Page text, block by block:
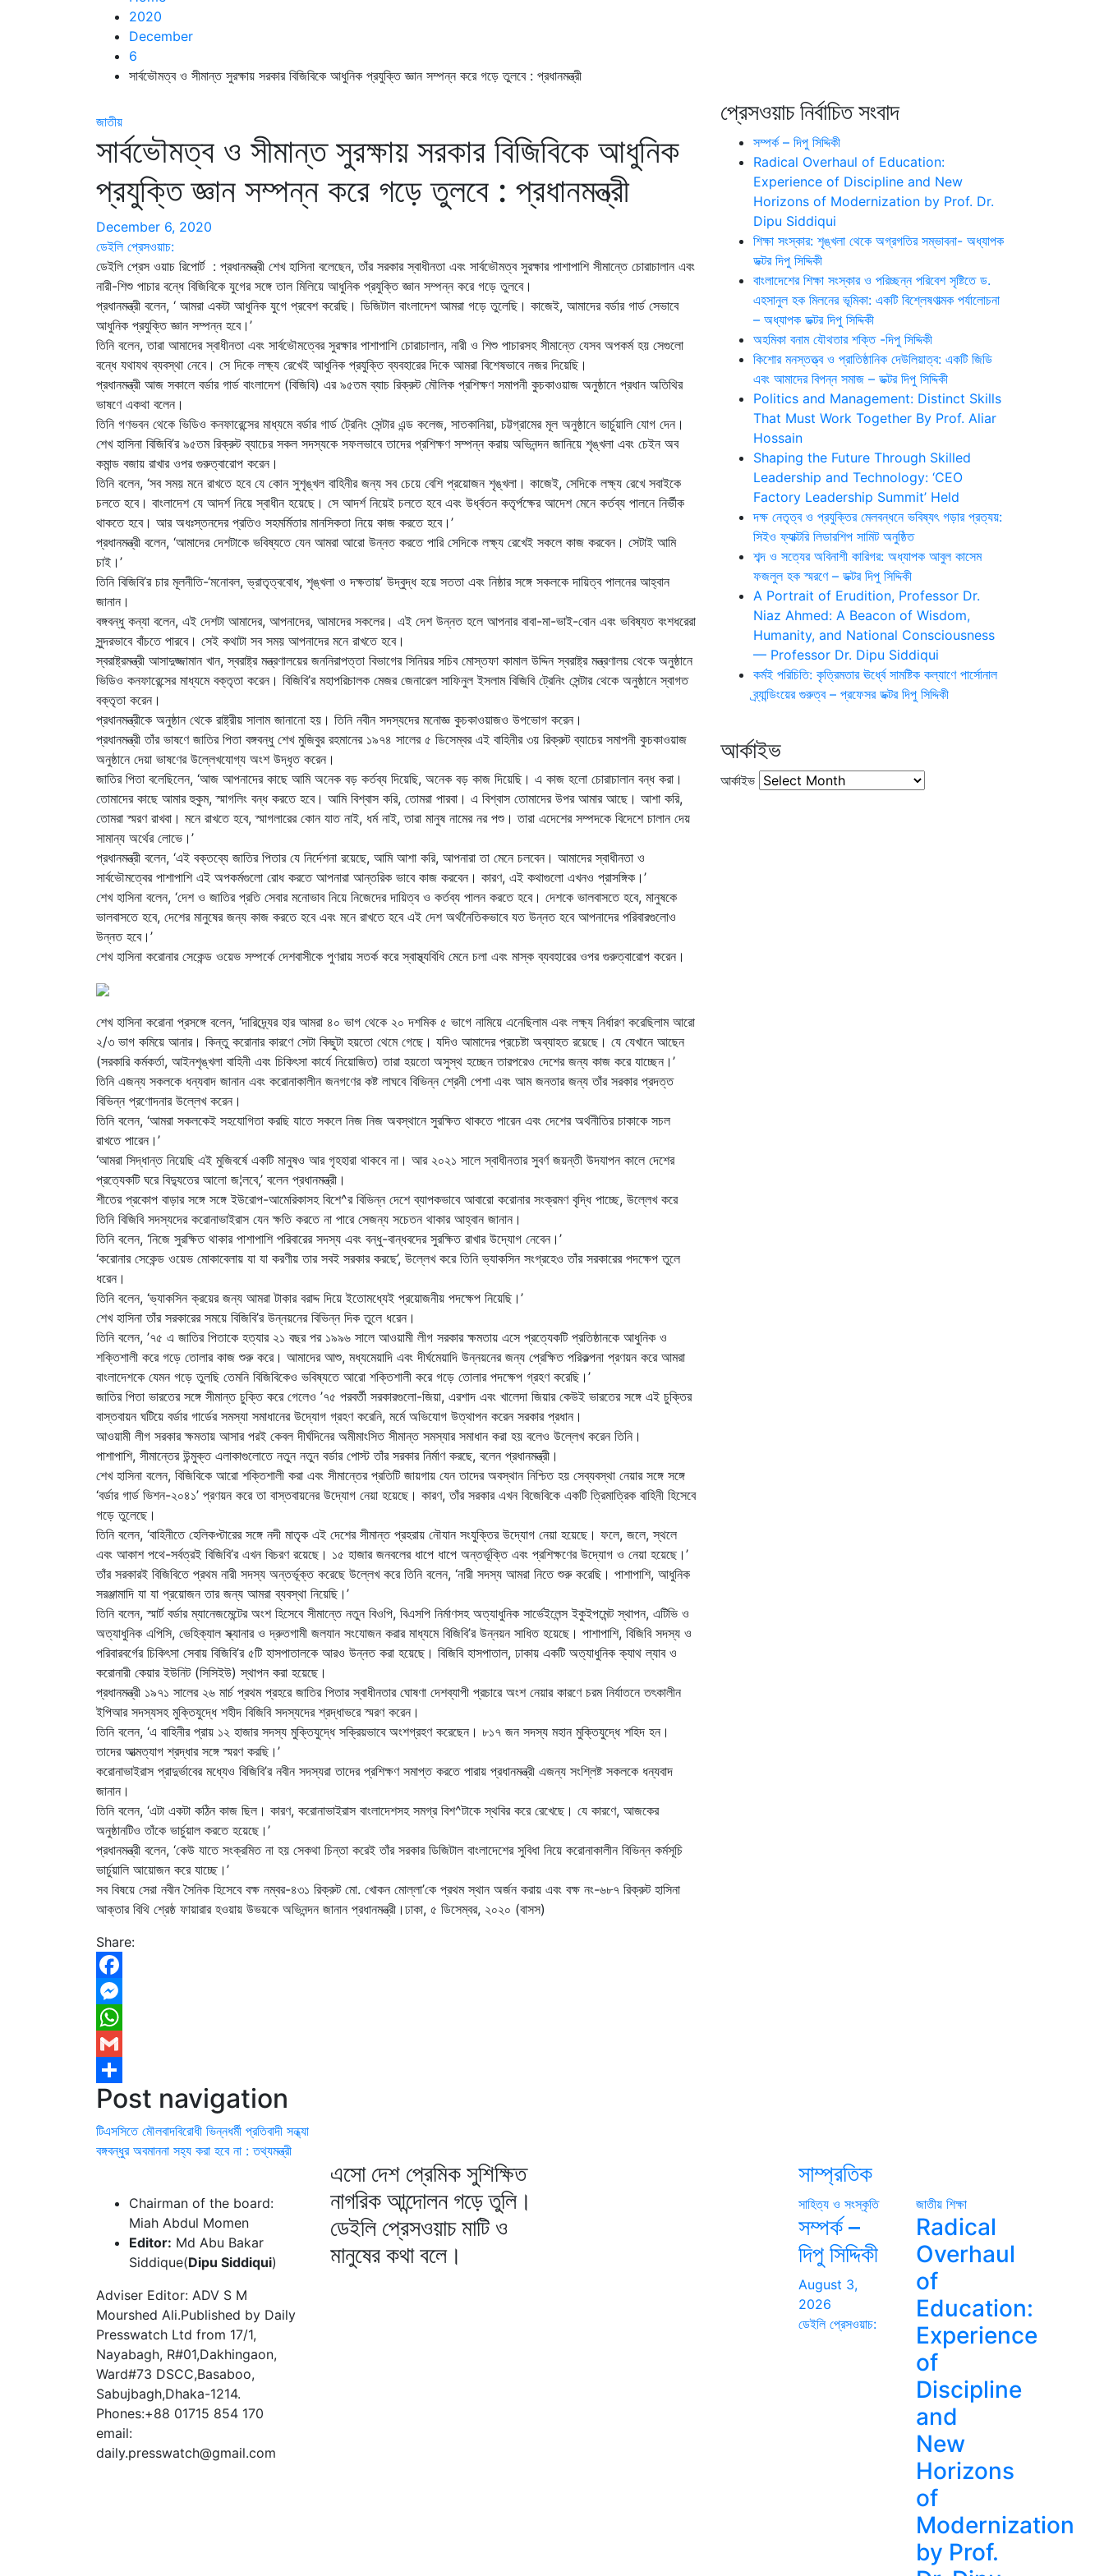
2020
December
6
সার্বভৌমত্ব ও সীমান্ত সুরক্ষায় সরকার বিজিবিকে আধুনিক প্রযুক্তি জ্ঞান সম্পন্ন করে গড়ে তুলবে : প্রধানমন্ত্রী
জাতীয়
সার্বভৌমত্ব ও সীমান্ত সুরক্ষায় সরকার বিজিবিকে আধুনিক
প্রযুক্তি জ্ঞান সম্পন্ন করে গড়ে তুলবে : প্রধানমন্ত্রী
December 6, 2020
ডেইলি প্রেসওয়াচ:
ডেইলি প্রেস ওয়াচ রিপোর্ট : প্রধানমন্ত্রী শেখ হাসিনা বলেছেন, তাঁর সরকার স্বাধীনতা এবং সার্বভৌমত্ব সুরক্ষার পাশাপাশি সীমান্তে চোরাচালান এবং
নারী-শিশু পাচার বন্ধে বিজিবিকে যুগের সঙ্গে তাল মিলিয়ে আধুনিক প্রযুক্তি জ্ঞান সম্পন্ন করে গড়ে তুলবে।
প্রধানমন্ত্রী বলেন, ‘ আমরা একটা আধুনিক যুগে প্রবেশ করেছি। ডিজিটাল বাংলাদেশ আমরা গড়ে তুলেছি। কাজেই, আমাদের বর্ডার গার্ড সেভাবে
আধুনিক প্রযুক্তি জ্ঞান সম্পন্ন হবে।’
তিনি বলেন, তারা আমাদের স্বাধীনতা এবং সার্বভৌমত্বের সুরক্ষার পাশাপাশি চোরাচালান, নারী ও শিশু পাচারসহ সীমান্তে যেসব অপকর্ম হয় সেগুলো
বন্ধে যথাযথ ব্যবস্থা নেবে। সে দিকে লক্ষ্য রেখেই আধুনিক প্রযুক্তি ব্যবহারের দিকে আমরা বিশেষভাবে নজর দিয়েছি।
প্রধানমন্ত্রী আজ সকালে বর্ডার গার্ড বাংলাদেশ (বিজিবি) এর ৯৫তম ব্যাচ রিক্রুট মৌলিক প্রশিক্ষণ সমাপনী কুচকাওয়াজ অনুষ্ঠানে প্রধান অতিথির
ভাষণে একথা বলেন।
তিনি গণভবন থেকে ভিডিও কনফারেন্সের মাধ্যমে বর্ডার গার্ড ট্রেনিং সেন্টার এন্ড কলেজ, সাতকানিয়া, চট্টগ্রামের মূল অনুষ্ঠানে ভার্চুয়ালি যোগ দেন।
শেখ হাসিনা বিজিবি’র ৯৫তম রিক্রুট ব্যাচের সকল সদস্যকে সফলভাবে তাদের প্রশিক্ষণ সম্পন্ন করায় অভিনন্দন জানিয়ে শৃঙ্খলা এবং চেইন অব
কমান্ড বজায় রাখার ওপর গুরুত্বারোপ করেন।
তিনি বলেন, ‘সব সময় মনে রাখতে হবে যে কোন সুশৃঙ্খল বাহিনীর জন্য সব চেয়ে বেশি প্রয়োজন শৃঙ্খলা। কাজেই, সেদিকে লক্ষ্য রেখে সবাইকে
চলতে হবে। বাংলাদেশ যে আদর্শ নিয়ে স্বাধীন হয়েছে। সে আদর্শ নিয়েই চলতে হবে এবং উর্ধ্বতন কতৃর্পক্ষের আদেশ মেনে কর্তব্য পালনে নির্ভীক
থাকতে হবে। আর অধঃস্তনদের প্রতিও সহমর্মিতার মানসিকতা নিয়ে কাজ করতে হবে।’
প্রধানমন্ত্রী বলেন, ‘আমাদের দেশটাকে ভবিষ্যতে যেন আমরা আরো উন্নত করতে পারি সেদিকে লক্ষ্য রেখেই সকলে কাজ করবেন। সেটাই আমি
চাই।’
তিনি বিজিবি’র চার মূলনীতি-‘মনোবল, ভ্রাতৃত্ববোধ, শৃঙ্খলা ও দক্ষতায়’ উদ্বুদ্ধ হয়ে সততা এবং নিষ্ঠার সঙ্গে সকলকে দায়িত্ব পালনের আহ্বান
জানান।
বঙ্গবন্ধু কন্যা বলেন, এই দেশটা আমাদের, আপনাদের, আমাদের সকলের। এই দেশ উন্নত হলে আপনার বাবা-মা-ভাই-বোন এবং ভবিষ্যত বংশধরেরা
সুন্দরভাবে বাঁচতে পারবে। সেই কথাটা সব সময় আপনাদের মনে রাখতে হবে।
স্বরাষ্ট্রমন্ত্রী আসাদুজ্জামান খান, স্বরাষ্ট্র মন্ত্রণালয়ের জননিরাপত্তা বিভাগের সিনিয়র সচিব মোস্তফা কামাল উদ্দিন স্বরাষ্ট্র মন্ত্রণালয় থেকে অনুষ্ঠানে
ভিডিও কনফারেন্সের মাধ্যমে বক্তৃতা করেন। বিজিবি’র মহাপরিচালক মেজর জেনারেল সাফিনুল ইসলাম বিজিবি ট্রেনিং সেন্টার থেকে অনুষ্ঠানে স্বাগত
বক্তৃতা করেন।
প্রধানমন্ত্রীকে অনুষ্ঠান থেকে রাষ্ট্রীয় সালাম জানানো হয়। তিনি নবীন সদস্যদের মনোজ্ঞ কুচকাওয়াজও উপভোগ করেন।
প্রধানমন্ত্রী তাঁর ভাষণে জাতির পিতা বঙ্গবন্ধু শেখ মুজিবুর রহমানের ১৯৭৪ সালের ৫ ডিসেম্বর এই বাহিনীর ৩য় রিক্রুট ব্যাচের সমাপনী কুচকাওয়াজ
অনুষ্ঠানে দেয়া ভাষণের উল্লেখযোগ্য অংশ উদ্ধৃত করেন।
জাতির পিতা বলেছিলেন, ‘আজ আপনাদের কাছে আমি অনেক বড় কর্তব্য দিয়েছি, অনেক বড় কাজ দিয়েছি। এ কাজ হলো চোরাচালান বন্ধ করা।
তোমাদের কাছে আমার হুকুম, স্মাগলিং বন্ধ করতে হবে। আমি বিশ্বাস করি, তোমরা পারবা। এ বিশ্বাস তোমাদের উপর আমার আছে। আশা করি,
তোমরা স্মরণ রাখবা। মনে রাখতে হবে, স্মাগলারের কোন যাত নাই, ধর্ম নাই, তারা মানুষ নামের নর পশু। তারা এদেশের সম্পদকে বিদেশে চালান দেয়
সামান্য অর্থের লোভে।’
প্রধানমন্ত্রী বলেন, ‘এই বক্তব্যে জাতির পিতার যে নির্দেশনা রয়েছে, আমি আশা করি, আপনারা তা মেনে চলবেন। আমাদের স্বাধীনতা ও
সার্বভৌমত্বের পাশাপাশি এই অপকর্মগুলো রোধ করতে আপনারা আন্তরিক ভাবে কাজ করবেন। কারণ, এই কথাগুলো এখনও প্রাসঙ্গিক।’
শেখ হাসিনা বলেন, ‘দেশ ও জাতির প্রতি সেবার মনোভাব নিয়ে নিজেদের দায়িত্ব ও কর্তব্য পালন করতে হবে। দেশকে ভালবাসতে হবে, মানুষকে
ভালবাসতে হবে, দেশের মানুষের জন্য কাজ করতে হবে এবং মনে রাখতে হবে এই দেশ অর্থনৈতিকভাবে যত উন্নত হবে আপনাদের পরিবারগুলোও
উন্নত হবে।’
শেখ হাসিনা করোনার সেকেন্ড ওয়েভ সম্পর্কে দেশবাসীকে পুণরায় সতর্ক করে স্বাস্থ্যবিধি মেনে চলা এবং মাস্ক ব্যবহারের ওপর গুরুত্বারোপ করেন।
শেখ হাসিনা করোনা প্রসঙ্গে বলেন, ‘দারিদ্র্যের হার আমরা ৪০ ভাগ থেকে ২০ দশমিক ৫ ভাগে নামিয়ে এনেছিলাম এবং লক্ষ্য নির্ধারণ করেছিলাম আরো
২/৩ ভাগ কমিয়ে আনার। কিন্তু করোনার কারণে সেটা কিছুটা হয়তো থেমে গেছে। যদিও আমাদের প্রচেষ্টা অব্যাহত রয়েছে। যে যেখানে আছেন
(সরকারি কর্মকর্তা, আইনশৃঙ্খলা বাহিনী এবং চিকিৎসা কার্যে নিয়োজিত) তারা হয়তো অসুস্থ হচ্ছেন তারপরেও দেশের জন্য কাজ করে যাচ্ছেন।’
তিনি এজন্য সকলকে ধন্যবাদ জানান এবং করোনাকালীন জনগণের কষ্ট লাঘবে বিভিন্ন শ্রেনী পেশা এবং আম জনতার জন্য তাঁর সরকার প্রদত্ত
বিভিন্ন প্রণোদনার উল্লেখ করেন।
তিনি বলেন, ‘আমরা সকলকেই সহযোগিতা করছি যাতে সকলে নিজ নিজ অবস্থানে সুরক্ষিত থাকতে পারেন এবং দেশের অর্থনীতির চাকাকে সচল
রাখতে পারেন।’
‘আমরা সিদ্ধান্ত নিয়েছি এই মুজিবর্ষে একটি মানুষও আর গৃহহারা থাকবে না। আর ২০২১ সালে স্বাধীনতার সুবর্ণ জয়ন্তী উদযাপন কালে দেশের
প্রত্যেকটি ঘরে বিদ্যুতের আলো জ¦লবে,’ বলেন প্রধানমন্ত্রী।
শীতের প্রকোপ বাড়ার সঙ্গে সঙ্গে ইউরোপ-আমেরিকাসহ বিশে^র বিভিন্ন দেশে ব্যাপকভাবে আবারো করোনার সংক্রমণ বৃদ্ধি পাচ্ছে, উল্লেখ করে
তিনি বিজিবি সদস্যদের করোনাভাইরাস যেন ক্ষতি করতে না পারে সেজন্য সচেতন থাকার আহ্বান জানান।
তিনি বলেন, ‘নিজে সুরক্ষিত থাকার পাশাপাশি পরিবারের সদস্য এবং বন্ধু-বান্ধবদের সুরক্ষিত রাখার উদ্যোগ নেবেন।’
‘করোনার সেকেন্ড ওয়েভ মোকাবেলায় যা যা করণীয় তার সবই সরকার করছে’, উল্লেখ করে তিনি ভ্যাকসিন সংগ্রহেও তাঁর সরকারের পদক্ষেপ তুলে
ধরেন।
তিনি বলেন, ‘ভ্যাকসিন ক্রয়ের জন্য আমরা টাকার বরাদ্দ দিয়ে ইতোমধ্যেই প্রয়োজনীয় পদক্ষেপ নিয়েছি।’
শেখ হাসিনা তাঁর সরকারের সময়ে বিজিবি’র উন্নয়নের বিভিন্ন দিক তুলে ধরেন।
তিনি বলেন, ’৭৫ এ জাতির পিতাকে হত্যার ২১ বছর পর ১৯৯৬ সালে আওয়ামী লীগ সরকার ক্ষমতায় এসে প্রত্যেকটি প্রতিষ্ঠানকে আধুনিক ও
শক্তিশালী করে গড়ে তোলার কাজ শুরু করে। আমাদের আশু, মধ্যমেয়াদি এবং দীর্ঘমেয়াদি উন্নয়নের জন্য প্রেক্ষিত পরিকল্পনা প্রণয়ন করে আমরা
বাংলাদেশকে যেমন গড়ে তুলছি তেমনি বিজিবিকেও ভবিষ্যতে আরো শক্তিশালী করে গড়ে তোলার পদক্ষেপ গ্রহণ করেছি।’
জাতির পিতা ভারতের সঙ্গে সীমান্ত চুক্তি করে গেলেও ’৭৫ পরবর্তী সরকারগুলো-জিয়া, এরশাদ এবং খালেদা জিয়ার কেউই ভারতের সঙ্গে এই চুক্তির
বাস্তবায়ন ঘটিয়ে বর্ডার গার্ডের সমস্যা সমাধানের উদ্যোগ গ্রহণ করেনি, মর্মে অভিযোগ উত্থাপন করেন সরকার প্রধান।
আওয়ামী লীগ সরকার ক্ষমতায় আসার পরই কেবল দীর্ঘদিনের অমীমাংসিত সীমান্ত সমস্যার সমাধান করা হয় বলেও উল্লেখ করেন তিনি।
পাশাপাশি, সীমান্তের উন্মুক্ত এলাকাগুলোতে নতুন নতুন বর্ডার পোস্ট তাঁর সরকার নির্মাণ করছে, বলেন প্রধানমন্ত্রী।
শেখ হাসিনা বলেন, বিজিবিকে আরো শক্তিশালী করা এবং সীমান্তের প্রতিটি জায়গায় যেন তাদের অবস্থান নিশ্চিত হয় সেব্যবস্থা নেয়ার সঙ্গে সঙ্গে
‘বর্ডার গার্ড ভিশন-২০৪১’ প্রণয়ন করে তা বাস্তবায়নের উদ্যোগ নেয়া হয়েছে। কারণ, তাঁর সরকার এখন বিজেবিকে একটি ত্রিমাত্রিক বাহিনী হিসেবে
গড়ে তুলেছে।
তিনি বলেন, ‘বাহিনীতে হেলিকপ্টারের সঙ্গে নদী মাতৃক এই দেশের সীমান্ত প্রহরায় নৌযান সংযুক্তির উদ্যোগ নেয়া হয়েছে। ফলে, জলে, স্থলে
এবং আকাশ পথে-সর্বত্রই বিজিবি’র এখন বিচরণ রয়েছে। ১৫ হাজার জনবলের ধাপে ধাপে অন্তর্ভূক্তি এবং প্রশিক্ষণের উদ্যোগ ও নেয়া হয়েছে।’
তাঁর সরকারই বিজিবিতে প্রথম নারী সদস্য অন্তর্ভূক্ত করেছে উল্লেখ করে তিনি বলেন, ‘নারী সদস্য আমরা নিতে শুরু করেছি। পাশাপাশি, আধুনিক
সরঞ্জামাদি যা যা প্রয়োজন তার জন্য আমরা ব্যবস্থা নিয়েছি।’
তিনি বলেন, স্মার্ট বর্ডার ম্যানেজমেন্টের অংশ হিসেবে সীমান্তে নতুন বিওপি, বিএসপি নির্মাণসহ অত্যাধুনিক সার্ভেইলেন্স ইকুইপমেন্ট স্থাপন, এটিভি ও
অত্যাধুনিক এপিসি, ভেহিক্যাল স্ক্যানার ও দ্রুতগামী জলযান সংযোজন করার মাধ্যমে বিজিবি’র উন্নয়ন সাধিত হয়েছে। পাশাপাশি, বিজিবি সদস্য ও
পরিবারবর্গের চিকিৎসা সেবায় বিজিবি’র ৫টি হাসপাতালকে আরও উন্নত করা হয়েছে। বিজিবি হাসপাতাল, ঢাকায় একটি অত্যাধুনিক ক্যাথ ল্যাব ও
করোনারী কেয়ার ইউনিট (সিসিইউ) স্থাপন করা হয়েছে।
প্রধানমন্ত্রী ১৯৭১ সালের ২৬ মার্চ প্রথম প্রহরে জাতির পিতার স্বাধীনতার ঘোষণা দেশব্যাপী প্রচারে অংশ নেয়ার কারণে চরম নির্যাতনে তৎকালীন
ইপিআর সদস্যসহ মুক্তিযুদ্ধে শহীদ বিজিবি সদস্যদের শ্রদ্ধাভরে স্মরণ করেন।
তিনি বলেন, ‘এ বাহিনীর প্রায় ১২ হাজার সদস্য মুক্তিযুদ্ধে সক্রিয়ভাবে অংশগ্রহণ করেছেন। ৮১৭ জন সদস্য মহান মুক্তিযুদ্ধে শহিদ হন।
তাদের আত্মত্যাগ শ্রদ্ধার সঙ্গে স্মরণ করছি।’
করোনাভাইরাস প্রাদুর্ভাবের মধ্যেও বিজিবি’র নবীন সদস্যরা তাদের প্রশিক্ষণ সমাপ্ত করতে পারায় প্রধানমন্ত্রী এজন্য সংশ্লিষ্ট সকলকে ধন্যবাদ
জানান।
তিনি বলেন, ‘এটা একটা কঠিন কাজ ছিল। কারণ, করোনাভাইরাস বাংলাদেশসহ সমগ্র বিশ^টাকে স্থবির করে রেখেছে। যে কারণে, আজকের
অনুষ্ঠানটিও তাঁকে ভার্চুয়াল করতে হয়েছে।’
প্রধানমন্ত্রী বলেন, ‘কেউ যাতে সংক্রমিত না হয় সেকথা চিন্তা করেই তাঁর সরকার ডিজিটাল বাংলাদেশের সুবিধা নিয়ে করোনাকালীন বিভিন্ন কর্মসূচি
ভার্চুয়ালি আয়োজন করে যাচ্ছে।’
সব বিষয়ে সেরা নবীন সৈনিক হিসেবে বক্ষ নম্বর-৪৩১ রিক্রুট মো. খোকন মোল্লা’কে প্রথম স্থান অর্জন করায় এবং বক্ষ নং-৬৮৭ রিক্রুট হাসিনা
আক্তার বিথি শ্রেষ্ঠ ফায়ারার হওয়ায় উভয়কে অভিনন্দন জানান প্রধানমন্ত্রী।ঢাকা, ৫ ডিসেম্বর, ২০২০ (বাসস)
Share:
Facebook
Messenger
WhatsApp
Gmail
Share
Post navigation
টিএসসিতে মৌলবাদবিরোধী ভিন্নধর্মী প্রতিবাদী সন্ধ্যা
বঙ্গবন্ধুর অবমাননা সহ্য করা হবে না : তথ্যমন্ত্রী
প্রেসওয়াচ নির্বাচিত সংবাদ
সম্পর্ক – দিপু সিদ্দিকী
Radical Overhaul of Education:
Experience of Discipline and New
Horizons of Modernization by Prof. Dr.
Dipu Siddiqui
শিক্ষা সংস্কার: শৃঙ্খলা থেকে অগ্রগতির সম্ভাবনা- অধ্যাপক
ডক্টর দিপু সিদ্দিকী
বাংলাদেশের শিক্ষা সংস্কার ও পরিচ্ছন্ন পরিবেশ সৃষ্টিতে ড.
এহসানুল হক মিলনের ভূমিকা: একটি বিশ্লেষণাত্মক পর্যালোচনা
– অধ্যাপক ডক্টর দিপু সিদ্দিকী
অহমিকা বনাম যৌথতার শক্তি -দিপু সিদ্দিকী
কিশোর মনস্তত্ত্ব ও প্রাতিষ্ঠানিক দেউলিয়াত্ব: একটি জিডি
এবং আমাদের বিপন্ন সমাজ – ডক্টর দিপু সিদ্দিকী
Politics and Management: Distinct Skills
That Must Work Together By Prof. Aliar
Hossain
Shaping the Future Through Skilled
Leadership and Technology: ‘CEO
Factory Leadership Summit’ Held
দক্ষ নেতৃত্ব ও প্রযুক্তির মেলবন্ধনে ভবিষ্যৎ গড়ার প্রত্যয়:
সিইও ফ্যাক্টরি লিডারশিপ সামিট অনুষ্ঠিত
শব্দ ও সত্যের অবিনাশী কারিগর: অধ্যাপক আবুল কাসেম
ফজলুল হক স্মরণে – ডক্টর দিপু সিদ্দিকী
A Portrait of Erudition, Professor Dr.
Niaz Ahmed: A Beacon of Wisdom,
Humanity, and National Consciousness
— Professor Dr. Dipu Siddiqui
কর্মই পরিচিতি: কৃত্রিমতার ঊর্ধ্বে সামষ্টিক কল্যাণে পার্সোনাল
ব্র্যান্ডিংয়ের গুরুত্ব – প্রফেসর ডক্টর দিপু সিদ্দিকী
আর্কাইভ
আর্কাইভ
Chairman of the board:
Miah Abdul Momen
Editor: Md Abu Bakar
Siddique(Dipu Siddiqui)
Adviser Editor: ADV S M
Mourshed Ali.Published by Daily
Presswatch Ltd from 17/1,
Nayabagh, R#01,Dakhingaon,
Ward#73 DSCC,Basaboo,
Sabujbagh,Dhaka-1214.
Phones:+88 01715 854 170
email:
daily.presswatch@gmail.com
এসো দেশ প্রেমিক সুশিক্ষিত
নাগরিক আন্দোলন গড়ে তুলি।
ডেইলি প্রেসওয়াচ মাটি ও
মানুষের কথা বলে।
সাম্প্রতিক
সাহিত্য ও সংস্কৃতি
সম্পর্ক –
দিপু সিদ্দিকী
August 3,
2026
ডেইলি প্রেসওয়াচ:
জাতীয় শিক্ষা
Radical
Overhaul
of
Education:
Experience
of
Discipline
and
New
Horizons
of
Modernization
by Prof.